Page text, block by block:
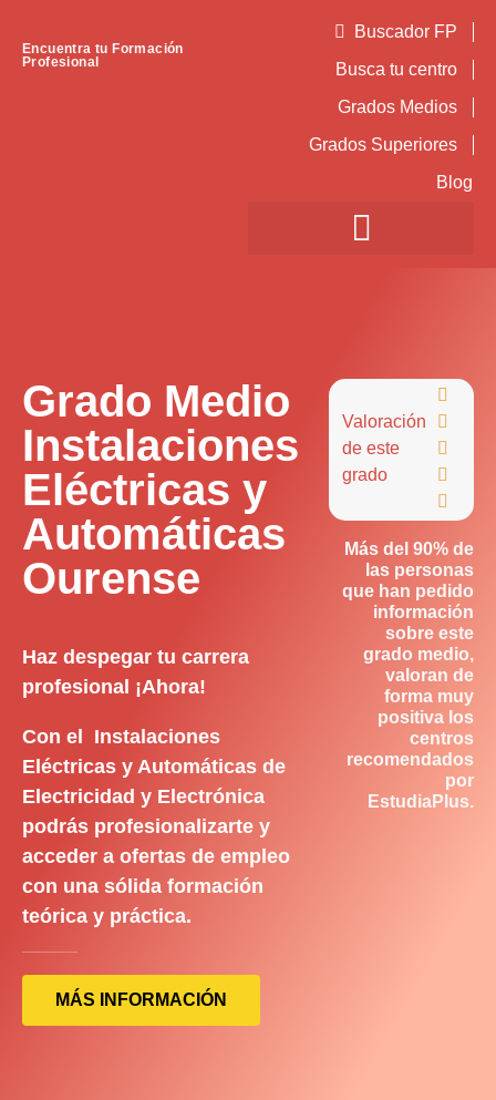
Encuentra tu Formación
Profesional
Buscador FP
Busca tu centro
Grados Medios
Grados Superiores
Blog
Grado Medio
Instalaciones
Eléctricas y
Automáticas
Ourense
Haz despegar tu carrera
profesional ¡Ahora!
Con el Instalaciones
Eléctricas y Automáticas de
Electricidad y Electrónica
podrás profesionalizarte y
acceder a ofertas de empleo
con una sólida formación
teórica y práctica.
MÁS INFORMACIÓN
Valoración
de este
grado





Más del 90% de
las personas
que han pedido
información
sobre este
grado medio,
valoran de
forma muy
positiva los
centros
recomendados
por
EstudiaPlus.